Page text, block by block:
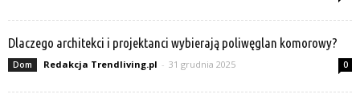
Dlaczego architekci i projektanci wybierają poliwęglan komorowy?
Dom Redakcja Trendliving.pl - 31 grudnia 2025 0